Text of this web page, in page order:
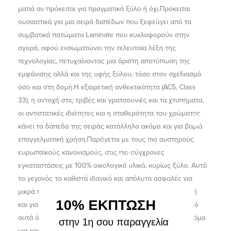
ματιά αν πρόκειται για πραγματικό ξύλο ή όχι.Πρόκειται
ουσιαστικά για μια σειρά δαπέδων που ξεφεύγει από τα
συμβατικά πατώματα Laminate που κυκλοφορούν στην
αγορά, αφού ενσωματώνει την τελευταία λέξη της
τεχνολογίας, πετυχαίνοντας μια άριστη αποτύπωση της
εμφάνισης αλλά και της υφής ξύλου, τόσο στον σχεδιασμό
όσο και στη δομή.Η εξαιρετική ανθεκτικότητα (AC5, Class
33), η αντοχή στις τριβές και γρατσουνιές και τα χτυπήματα,
οι αντιστατικές ιδιότητες και η σταθερότητα του χρώματος
κάνει τα δάπεδα της σειράς κατάλληλα ακόμα και για βαριά
επαγγελματική χρήση.Παράγεται με τους πιο αυστηρούς
ευρωπαϊκούς κανονισμούς, στις πιο σύγχρονες
εγκαταστάσεις με 100% οικολογικά υλικά, κυρίως ξύλο. Αυτό
το γεγονός το καθιστά ιδανικό και απόλυτα ασφαλές για
μικρά παιδιά και κατοικίδια που έρχονται σε άμεση επαφή
και για μεγάλο χρονικό διάστημα με το πάτωμα.Εκτός από
αυτά όμως, η σειρά \"Grand Selection Origin\" φέρνει ακόμα
10% ΕΚΠΤΩΣΗ
στην 1η σου παραγγελία